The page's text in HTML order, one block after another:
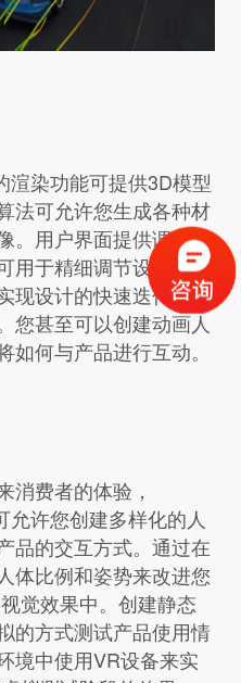
渲染功能可提供3D模型
法可允许您生成各种材
。用户界面提供调整照
用于精细调节设计的外
现设计的快速迭代，让
您甚至可以创建动画人
何与产品进行互动。
消费者的体验，
允许您创建多样化的人
品的交互方式。通过在
体比例和姿势来改进您
觉效果中。创建静态
的方式测试产品使用情
境中使用VR设备来实